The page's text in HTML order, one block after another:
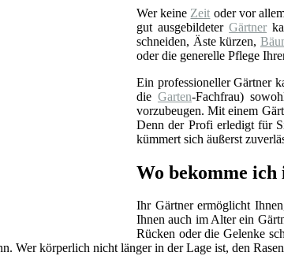
Wer keine Zeit oder vor
gut ausgebildeterGärtner
schneiden, Äste kürzen,
oder die generelle Pflege
Ein professioneller Gärtner
die Garten-Fachfrau)
vorzubeugen. Mit einem
Denn der Profi erledigt für
kümmert sich äußerst
Wo bekomme
Ihr Gärtner ermöglicht
Ihnen auch im Alter ein
Rücken oder die Gelenke
Wer körperlich nicht länger in der Lage ist, den